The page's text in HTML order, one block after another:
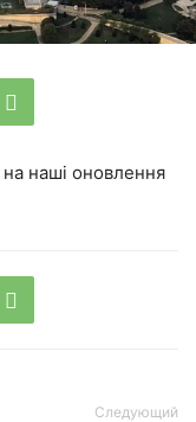
наші оновлення
Следующий